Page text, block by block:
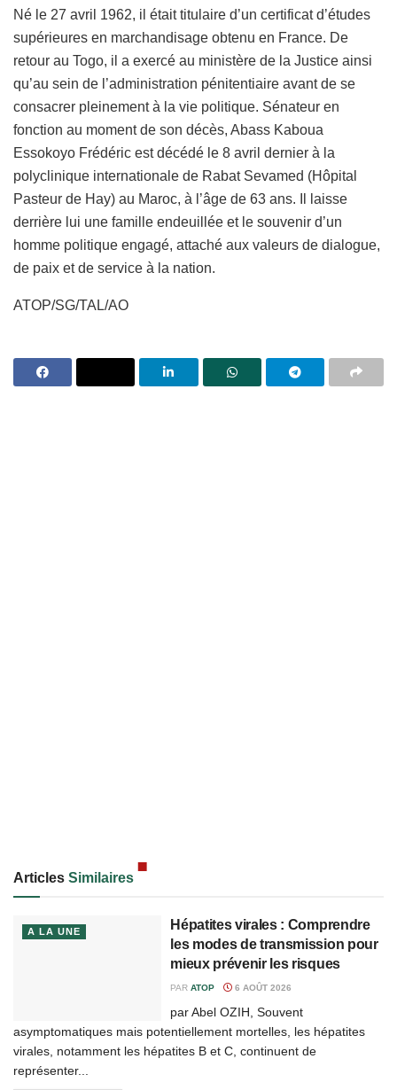
Né le 27 avril 1962, il était titulaire d’un certificat d’études
supérieures en marchandisage obtenu en France. De
retour au Togo, il a exercé au ministère de la Justice ainsi
qu’au sein de l’administration pénitentiaire avant de se
consacrer pleinement à la vie politique. Sénateur en
fonction au moment de son décès, Abass Kaboua
Essokoyo Frédéric est décédé le 8 avril dernier à la
polyclinique internationale de Rabat Sevamed (Hôpital
Pasteur de Hay) au Maroc, à l’âge de 63 ans. Il laisse
derrière lui une famille endeuillée et le souvenir d’un
homme politique engagé, attaché aux valeurs de dialogue,
de paix et de service à la nation.
ATOP/SG/TAL/AO
Articles Similaires
A LA UNE
Hépatites virales : Comprendre
les modes de transmission pour
mieux prévenir les risques
PAR ATOP 6 AOÛT 2026
par Abel OZIH, Souvent
asymptomatiques mais potentiellement mortelles, les hépatites
virales, notamment les hépatites B et C, continuent de
représenter...